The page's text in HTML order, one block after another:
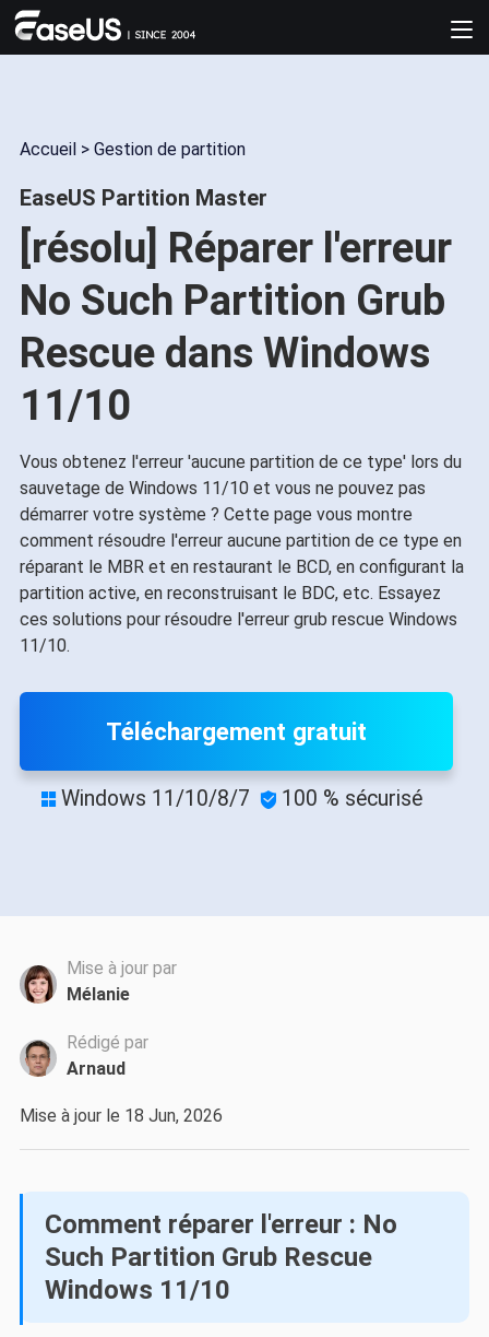
Accueil > Gestion de partition
EaseUS Partition Master
[résolu] Réparer l'erreur
No Such Partition Grub
Rescue dans Windows
11/10
Vous obtenez l'erreur 'aucune partition de ce type' lors du
sauvetage de Windows 11/10 et vous ne pouvez pas
démarrer votre système ? Cette page vous montre
comment résoudre l'erreur aucune partition de ce type en
réparant le MBR et en restaurant le BCD, en configurant la
partition active, en reconstruisant le BDC, etc. Essayez
ces solutions pour résoudre l'erreur grub rescue Windows
11/10.
Téléchargement gratuit
 Windows 11/10/8/7  100 % sécurisé
Mise à jour par
Mélanie
Rédigé par
Arnaud
Mise à jour le 18 Jun, 2026
Comment réparer l'erreur : No
Such Partition Grub Rescue
Windows 11/10